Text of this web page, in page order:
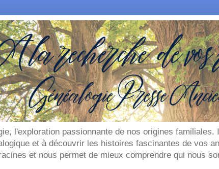
l'exploration passionnante de nos origines
et à découvrir les histoires fascinantes de vos
et nous permet de mieux comprendre qui nous